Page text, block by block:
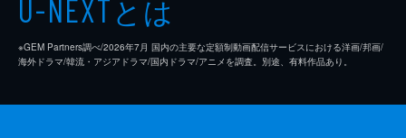
U-NEXTとは
※GEM Partners調べ/2026年7⽉ 国内の主要な定額制動画配信サービスにおける洋画/邦画/
海外ドラマ/韓流・アジアドラマ/国内ドラマ/アニメを調査。別途、有料作品あり。